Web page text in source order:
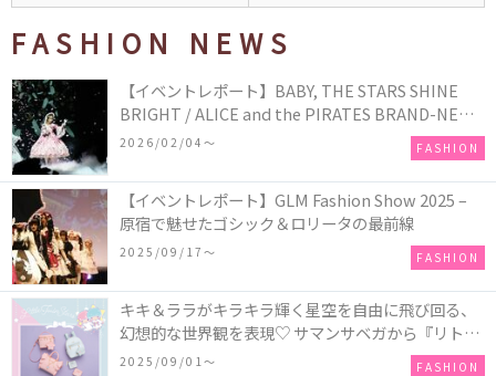
FASHION NEWS
【イベントレポート】BABY, THE STARS SHINE
BRIGHT / ALICE and the PIRATES BRAND-NEW
COLLECTION in TOKYO
2026/02/04〜 FASHION
【イベントレポート】GLM Fashion Show 2025 –
原宿で魅せたゴシック＆ロリータの最前線
2025/09/17〜 FASHION
キキ＆ララがキラキラ輝く星空を自由に飛び回る、
幻想的な世界観を表現♡ サマンサベガから『リトル
ツインスターズ』50周年アニバーサリーイヤー』を
2025/09/01〜 FASHION